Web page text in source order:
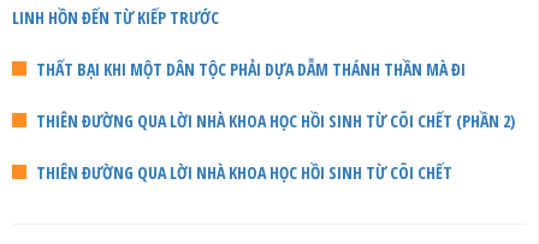
LINH HỒN ĐẾN TỪ KIẾP TRƯỚC
THẤT BẠI KHI MỘT DÂN TỘC PHẢI DỰA DẪM THÁNH THẦN MÀ ĐI
THIÊN ĐƯỜNG QUA LỜI NHÀ KHOA HỌC HỒI SINH TỪ CÕI CHẾT (PHẦN 2)
THIÊN ĐƯỜNG QUA LỜI NHÀ KHOA HỌC HỒI SINH TỪ CÕI CHẾT